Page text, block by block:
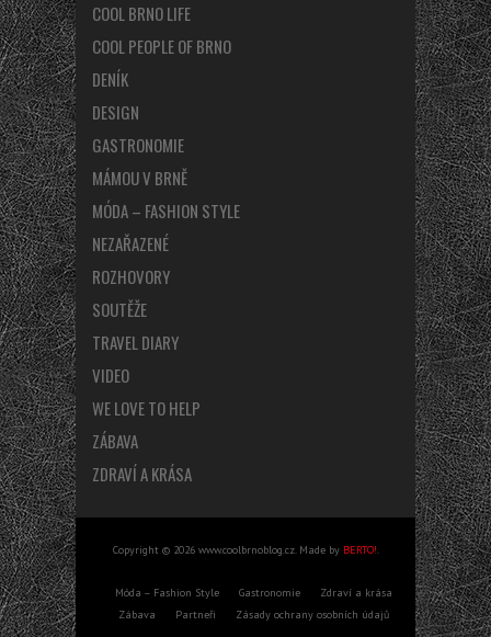
COOL BRNO LIFE
COOL PEOPLE OF BRNO
DENÍK
DESIGN
GASTRONOMIE
MÁMOU V BRNĚ
MÓDA – FASHION STYLE
NEZAŘAZENÉ
ROZHOVORY
SOUTĚŽE
TRAVEL DIARY
VIDEO
WE LOVE TO HELP
ZÁBAVA
ZDRAVÍ A KRÁSA
Copyright © 2026 www.coolbrnoblog.cz. Made by BERTO!.
Móda – Fashion Style Gastronomie
Zdraví a krása
Zábava
Partneři Zásady ochrany osobních údajů